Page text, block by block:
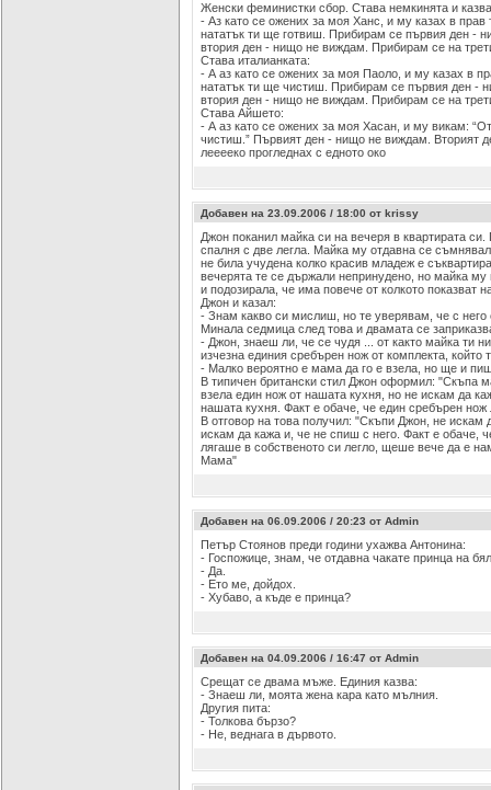
Женски феминистки сбор. Става немкинята и
- Аз като се ожених за моя Ханс, и му казах в прав
нататък ти ще готвиш. Прибирам се първия ден -
втория ден - нищо не виждам. Прибирам се на
Става италианката:
- А аз като се ожених за моя Паоло, и му казах в
нататък ти ще чистиш. Прибирам се първия ден -
втория ден - нищо не виждам. Прибирам се на
Става Айшето:
- А аз като се ожених за моя Хасан, и му викам:
чистиш.” Първият ден - нищо не виждам. Вторият
лееееко прогледнах с едното око
Добавен на 23.09.2006 / 18:00 от krissy
Джон поканил майка си на вечеря в квартирата
спалня с две легла. Майка му отдавна се
не била учудена колко красив младеж е
вечерята те се държали непринудено, но майка
и подозирала, че има повече от колкото показват
Джон и казал:
- Знам какво си мислиш, но те уверявам, че с
Минала седмица след това и двамата се
- Джон, знаеш ли, че се чудя ... от както майка ти
изчезна единия сребърен нож от комплекта, който
- Малко вероятно е мама да го е взела, но ще и
В типичен британски стил Джон оформил: "Скъпа
взела един нож от нашата кухня, но не искам да
нашата кухня. Факт е обаче, че един сребърен нож
В отговор на това получил: "Скъпи Джон, не искам
искам да кажа и, че не спиш с него. Факт е обаче,
лягаше в собственото си легло, щеше вече да е
Мама"
Добавен на 06.09.2006 / 20:23 от Admin
Петър Стоянов преди години ухажва Антонина:
- Госпожице, знам, че отдавна чакате принца на
- Да.
- Ето ме, дойдох.
- Хубаво, а къде е принца?
Добавен на 04.09.2006 / 16:47 от Admin
Срещат се двама мъже. Единия казва:
- Знаеш ли, моята жена кара като мълния.
Другия пита:
- Толкова бързо?
- Не, веднага в дървото.